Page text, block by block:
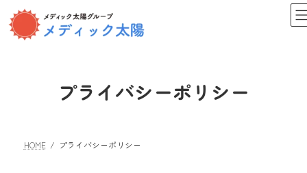
プライバシーポリシー
HOME プライバシーポリシー